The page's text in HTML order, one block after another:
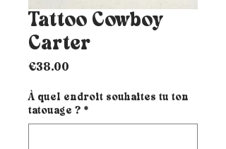
Tattoo Cowboy
Carter
€38.00
À quel endroit souhaites tu ton
tatouage ? *